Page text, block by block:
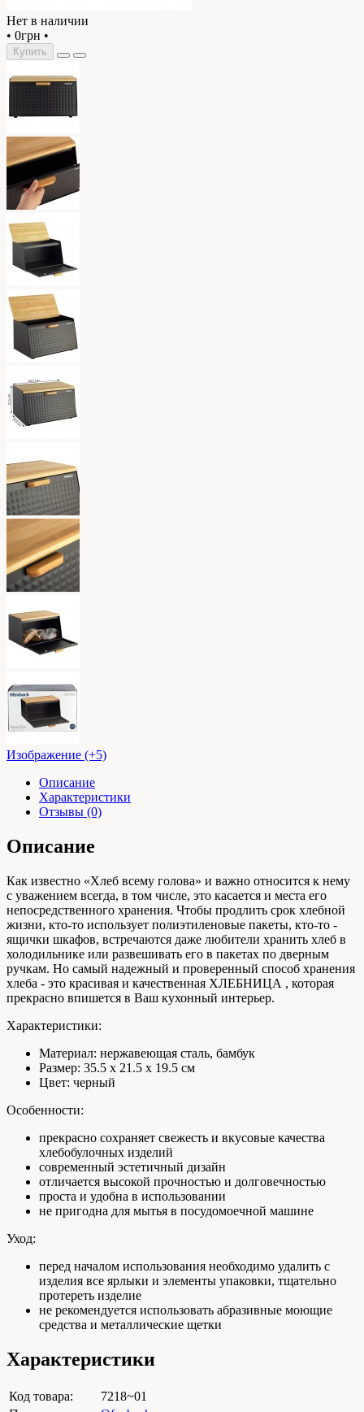
Нет в наличии
• 0грн •
Купить
Изображение (+5)
Описание
Характеристики
Отзывы (0)
Описание
Как известно «Хлеб всему голова» и важно относится к нему
с уважением всегда, в том числе, это касается и места его
непосредственного хранения. Чтобы продлить срок хлебной
жизни, кто-то использует полиэтиленовые пакеты, кто-то -
ящички шкафов, встречаются даже любители хранить хлеб в
холодильнике или развешивать его в пакетах по дверным
ручкам. Но самый надежный и проверенный способ хранения
хлеба - это красивая и качественная ХЛЕБНИЦА , которая
прекрасно впишется в Ваш кухонный интерьер.
Характеристики:
Материал: нержавеющая сталь, бамбук
Размер: 35.5 х 21.5 х 19.5 см
Цвет: черный
Особенности:
прекрасно сохраняет свежесть и вкусовые качества
хлебобулочных изделий
современный эстетичный дизайн
отличается высокой прочностью и долговечностью
проста и удобна в использовании
не пригодна для мытья в посудомоечной машине
Уход:
перед началом использования необходимо удалить с
изделия все ярлыки и элементы упаковки, тщательно
протереть изделие
не рекомендуется использовать абразивные моющие
средства и металлические щетки
Характеристики
Код товара:
7218~01